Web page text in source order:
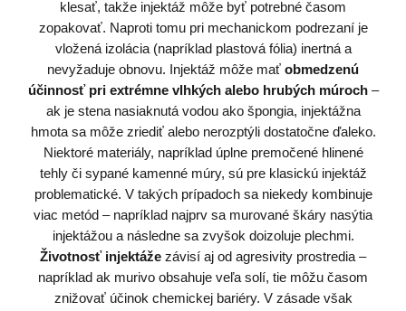
klesať, takže injektáž môže byť potrebné časom
zopakovať. Naproti tomu pri mechanickom podrezaní je
vložená izolácia (napríklad plastová fólia) inertná a
nevyžaduje obnovu. Injektáž môže mať obmedzenú
účinnosť pri extrémne vlhkých alebo hrubých múroch–
ak je stena nasiaknutá vodou ako špongia, injektážna
hmota sa môže zriediť alebo nerozptýli dostatočne ďaleko.
Niektoré materiály, napríklad úplne premočené hlinené
tehly či sypané kamenné múry, sú pre klasickú injektáž
problematické. V takých prípadoch sa niekedy kombinuje
viac metód – napríklad najprv sa murované škáry nasýtia
injektážou a následne sa zvyšok doizoluje plechmi.
Životnosť injektáže závisí aj od agresivity prostredia –
napríklad ak murivo obsahuje veľa solí, tie môžu časom
znižovať účinok chemickej bariéry. V zásade však